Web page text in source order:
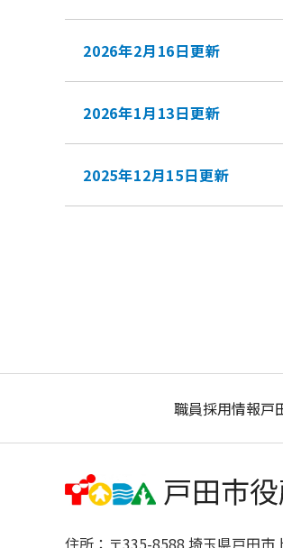
2026年2月16日更新
2026年1月13日更新
2025年12月15日更新
職員採用情報戸
住所：〒335-8588 埼玉県戸田市